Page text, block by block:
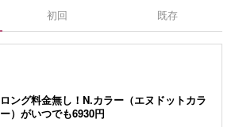
初回 既存
ロング料金無し！N.カラー（エヌドットカラ
ー）がいつでも6930円